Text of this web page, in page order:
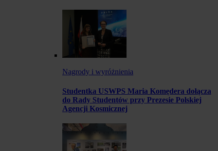
Nagrody i wyróżnienia
Studentka USWPS Maria Komędera dołącza
do Rady Studentów przy Prezesie Polskiej
Agencji Kosmicznej